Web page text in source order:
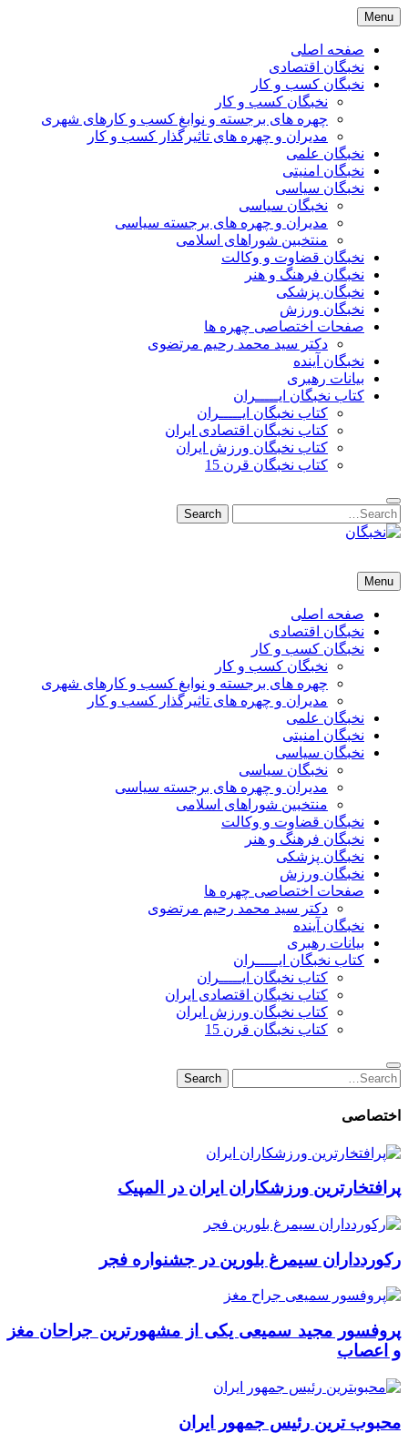
Skip
to
content
Menu
صفحه اصلی
نخبگان اقتصادی
نخبگان کسب و کار
نخبگان کسب و کار
چهره های برجسته و نوابغ کسب و کارهای شهری
مدیران و چهره های تاثیرگذار کسب و کار
نخبگان علمی
نخبگان امنیتی
نخبگان سیاسی
نخبگان سیاسی
مدیران و چهره های برجسته سیاسی
منتخبین شوراهای اسلامی
نخبگان قضاوت و وکالت
نخبگان فرهنگ و هنر
نخبگان پزشکی
نخبگان ورزش
صفحات اختصاصی چهره ها
دکتر سید محمد رحیم مرتضوی
نخبگان آینده
بیانات رهبری
کتاب نخبگان ایـــــران
کتاب نخبگان ایـــــران
کتاب نخبگان اقتصادی ایران
کتاب نخبگان ورزش ایران
کتاب نخبگان قرن 15
Search
for:
Search
نخبگان تایمز/ کتاب نخبگان + پورتال رسمی کتاب نخبگان ایران –
ورزش ایران – کتاب نخبگان کسب و کار ایران – کتاب نخبگان ایران
Menu
صفحه اصلی
نخبگان اقتصادی
نخبگان کسب و کار
نخبگان کسب و کار
چهره های برجسته و نوابغ کسب و کارهای شهری
مدیران و چهره های تاثیرگذار کسب و کار
نخبگان علمی
نخبگان امنیتی
نخبگان سیاسی
نخبگان سیاسی
مدیران و چهره های برجسته سیاسی
منتخبین شوراهای اسلامی
نخبگان قضاوت و وکالت
نخبگان فرهنگ و هنر
نخبگان پزشکی
نخبگان ورزش
صفحات اختصاصی چهره ها
دکتر سید محمد رحیم مرتضوی
نخبگان آینده
بیانات رهبری
کتاب نخبگان ایـــــران
کتاب نخبگان ایـــــران
کتاب نخبگان اقتصادی ایران
کتاب نخبگان ورزش ایران
کتاب نخبگان قرن 15
Search
for:
Search
اختصاصی
پرافتخارترین ورزشکاران ایران در المپیک
رکوردداران سیمرغ بلورین در جشنواره فجر
پروفسور مجید سمیعی یکی از مشهورترین جراحان مغز
و اعصاب
محبوب ترین رئیس جمهور ایران